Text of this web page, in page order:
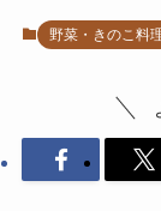
野菜・きのこ料